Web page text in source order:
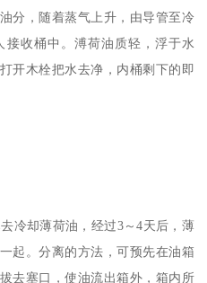
分，随着蒸气上升，由导管至冷
收桶中。溥荷油质轻，浮于水
开木栓把水去净，内桶剩下的即
冷却薄荷油，经过3～4天后，薄
起。分离的方法，可预先在油箱
去塞口，使油流出箱外，箱内所